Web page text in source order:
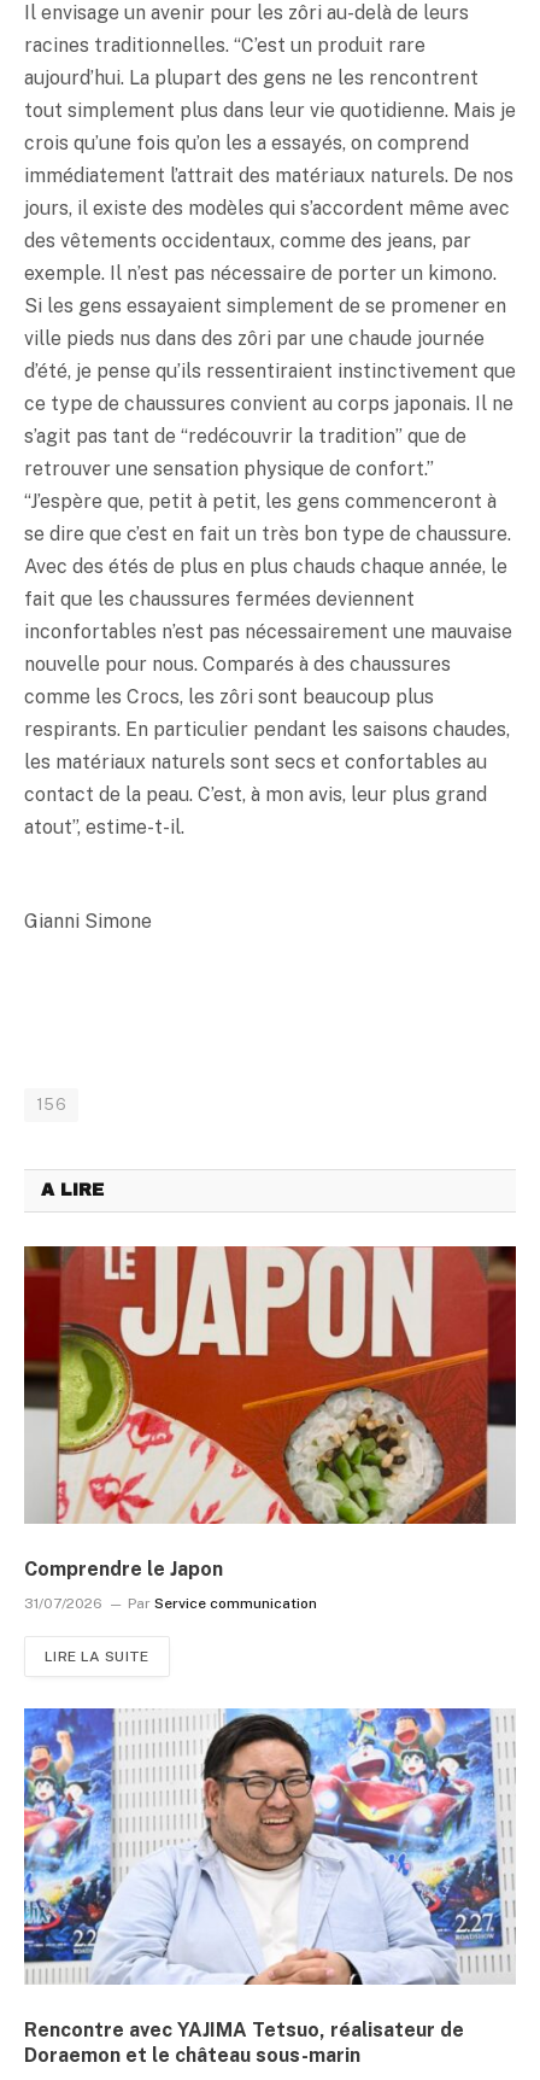
Il envisage un avenir pour les zôri au-delà de leurs
racines traditionnelles. “C’est un produit rare
aujourd’hui. La plupart des gens ne les rencontrent
tout simplement plus dans leur vie quotidienne. Mais je
crois qu’une fois qu’on les a essayés, on comprend
immédiatement l’attrait des matériaux naturels. De nos
jours, il existe des modèles qui s’accordent même avec
des vêtements occidentaux, comme des jeans, par
exemple. Il n’est pas nécessaire de porter un kimono.
Si les gens essayaient simplement de se promener en
ville pieds nus dans des zôri par une chaude journée
d’été, je pense qu’ils ressentiraient instinctivement que
ce type de chaussures convient au corps japonais. Il ne
s’agit pas tant de “redécouvrir la tradition” que de
retrouver une sensation physique de confort.”
“J’espère que, petit à petit, les gens commenceront à
se dire que c’est en fait un très bon type de chaussure.
Avec des étés de plus en plus chauds chaque année, le
fait que les chaussures fermées deviennent
inconfortables n’est pas nécessairement une mauvaise
nouvelle pour nous. Comparés à des chaussures
comme les Crocs, les zôri sont beaucoup plus
respirants. En particulier pendant les saisons chaudes,
les matériaux naturels sont secs et confortables au
contact de la peau. C’est, à mon avis, leur plus grand
atout”, estime-t-il.
Gianni Simone
156
A LIRE
Comprendre le Japon
31/07/2026 Par Service communication
LIRE LA SUITE
Rencontre avec YAJIMA Tetsuo, réalisateur de
Doraemon et le château sous-marin